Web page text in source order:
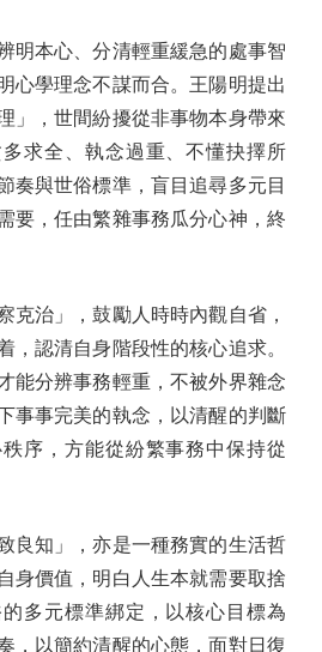
本心、分清輕重緩急的處事智
心學理念不謀而合。王陽明提出
」，世間紛擾從非事物本身帶來
求全、執念過重、不懂抉擇所
奏與世俗標準，盲目追尋多元目
要，任由繁雜事務瓜分心神，終
治」，鼓勵人時時內觀自省，
，認清自身階段性的核心追求。
能分辨事務輕重，不被外界雜念
事事完美的執念，以清醒的判斷
序，方能從紛繁事務中保持從
知」，亦是一種務實的生活哲
身價值，明白人生本就需要取捨
多元標準綁定，以核心目標為
，以簡約清醒的心態，面對日復